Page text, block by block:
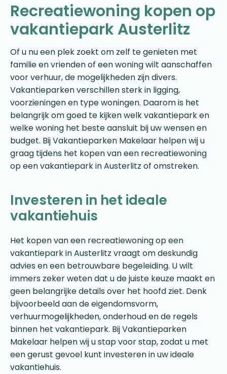
Recreatiewoning kopen op
vakantiepark Austerlitz
Of u nu een plek zoekt om zelf te genieten met
familie en vrienden of een woning wilt aanschaffen
voor verhuur, de mogelijkheden zijn divers.
Vakantieparken verschillen sterk in ligging,
voorzieningen en type woningen. Daarom is het
belangrijk om goed te kijken welk vakantiepark en
welke woning het beste aansluit bij uw wensen en
budget. Bij Vakantieparken Makelaar helpen wij u
graag tijdens het kopen van een recreatiewoning
op een vakantiepark in Austerlitz of omstreken.
Investeren in het ideale
vakantiehuis
Het kopen van een recreatiewoning op een
vakantiepark in Austerlitz vraagt om deskundig
advies en een betrouwbare begeleiding. U wilt
immers zeker weten dat u de juiste keuze maakt en
geen belangrijke details over het hoofd ziet. Denk
bijvoorbeeld aan de eigendomsvorm,
verhuurmogelijkheden, onderhoud en de regels
binnen het vakantiepark. Bij Vakantieparken
Makelaar helpen wij u stap voor stap, zodat u met
een gerust gevoel kunt investeren in uw ideale
vakantiehuis.